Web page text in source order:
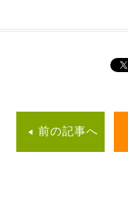
前の記事へ